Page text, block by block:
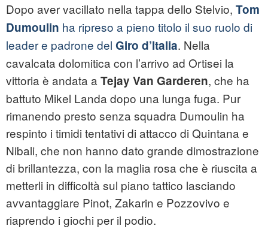
Dopo aver vacillato nella tappa dello Stelvio, Tom
Dumoulin ha ripreso a pieno titolo il suo ruolo di
leader e padrone del Giro d’Italia. Nella
cavalcata dolomitica con l’arrivo ad Ortisei la
vittoria è andata a Tejay Van Garderen, che ha
battuto Mikel Landa dopo una lunga fuga. Pur
rimanendo presto senza squadra Dumoulin ha
respinto i timidi tentativi di attacco di Quintana e
Nibali, che non hanno dato grande dimostrazione
di brillantezza, con la maglia rosa che è riuscita a
metterli in difficoltà sul piano tattico lasciando
avvantaggiare Pinot, Zakarin e Pozzovivo e
riaprendo i giochi per il podio.